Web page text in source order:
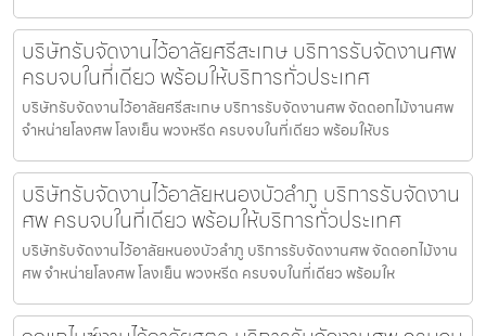
บริษัทรับจัดงานไว้อาลัยศรีสะเกษ บริการรับจัดงานศพ
ครบจบในที่เดียว พร้อมให้บริการทั่วประเทศ
บริษัทรับจัดงานไว้อาลัยศรีสะเกษ บริการรับจัดงานศพ จัดดอกไม้งานศพ
จำหน่ายโลงศพ โลงเย็น พวงหรีด ครบจบในที่เดียว พร้อมให้บร
บริษัทรับจัดงานไว้อาลัยหนองบัวลำภู บริการรับจัดงาน
ศพ ครบจบในที่เดียว พร้อมให้บริการทั่วประเทศ
บริษัทรับจัดงานไว้อาลัยหนองบัวลำภู บริการรับจัดงานศพ จัดดอกไม้งาน
ศพ จำหน่ายโลงศพ โลงเย็น พวงหรีด ครบจบในที่เดียว พร้อมให